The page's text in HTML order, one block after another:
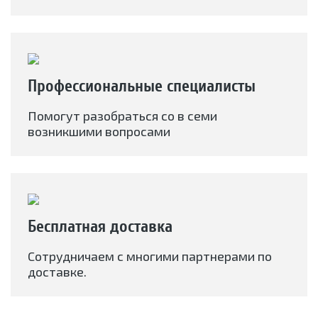
Профессиональные специалисты
Помогут разобраться со в семи
возникшими вопросами
Бесплатная доставка
Сотрудничаем с многими партнерами по
доставке.